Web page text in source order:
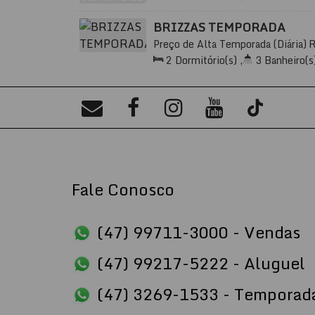
Distância do Mar , Útil:85
BRIZZAS TEMPORADA
Preço de Alta Temporada (Diária)
88220-000, Meia Praia, Itapema,
2 Dormitório(s) , 3
Distância do Mar, Útil:80.80m²
Fale Conosco
(47) 99711-3000 - Vendas
(47) 99217-5222 - Aluguel
(47) 3269-1533 -